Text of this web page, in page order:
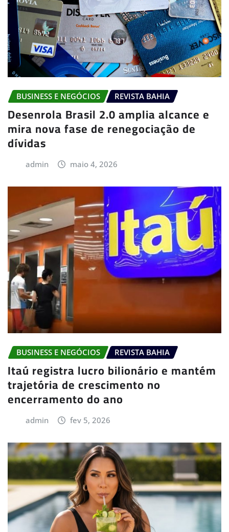
BUSINESS E NEGÓCIOS REVISTA BAHIA
Desenrola Brasil 2.0 amplia alcance e
mira nova fase de renegociação de
dívidas
admin maio 4, 2026
BUSINESS E NEGÓCIOS REVISTA BAHIA
Itaú registra lucro bilionário e mantém
trajetória de crescimento no
encerramento do ano
admin fev 5, 2026